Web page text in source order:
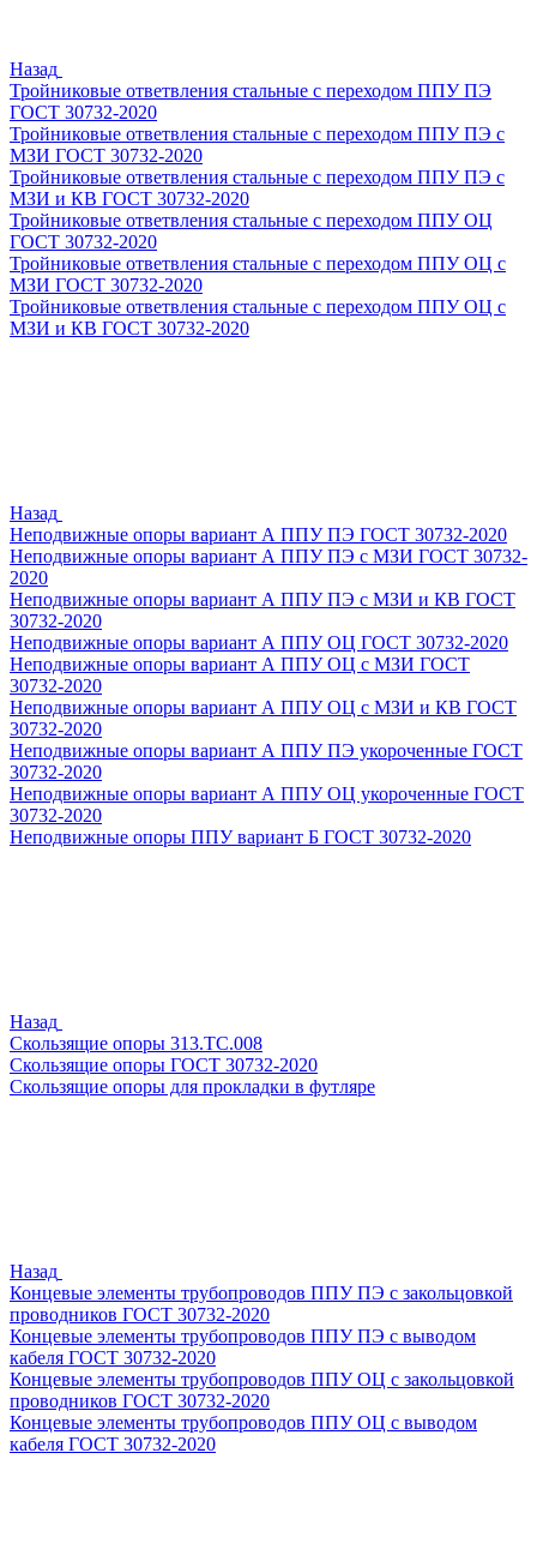
Назад
Тройниковые ответвления стальные с переходом ППУ ПЭ
ГОСТ 30732-2020
Тройниковые ответвления стальные с переходом ППУ ПЭ с
МЗИ ГОСТ 30732-2020
Тройниковые ответвления стальные с переходом ППУ ПЭ с
МЗИ и КВ ГОСТ 30732-2020
Тройниковые ответвления стальные с переходом ППУ ОЦ
ГОСТ 30732-2020
Тройниковые ответвления стальные с переходом ППУ ОЦ с
МЗИ ГОСТ 30732-2020
Тройниковые ответвления стальные с переходом ППУ ОЦ с
МЗИ и КВ ГОСТ 30732-2020
Назад
Неподвижные опоры вариант А ППУ ПЭ ГОСТ 30732-2020
Неподвижные опоры вариант А ППУ ПЭ с МЗИ ГОСТ 30732-
2020
Неподвижные опоры вариант А ППУ ПЭ с МЗИ и КВ ГОСТ
30732-2020
Неподвижные опоры вариант А ППУ ОЦ ГОСТ 30732-2020
Неподвижные опоры вариант А ППУ ОЦ с МЗИ ГОСТ
30732-2020
Неподвижные опоры вариант А ППУ ОЦ с МЗИ и КВ ГОСТ
30732-2020
Неподвижные опоры вариант А ППУ ПЭ укороченные ГОСТ
30732-2020
Неподвижные опоры вариант А ППУ ОЦ укороченные ГОСТ
30732-2020
Неподвижные опоры ППУ вариант Б ГОСТ 30732-2020
Назад
Скользящие опоры 313.ТС.008
Скользящие опоры ГОСТ 30732-2020
Скользящие опоры для прокладки в футляре
Назад
Концевые элементы трубопроводов ППУ ПЭ с закольцовкой
проводников ГОСТ 30732-2020
Концевые элементы трубопроводов ППУ ПЭ с выводом
кабеля ГОСТ 30732-2020
Концевые элементы трубопроводов ППУ ОЦ с закольцовкой
проводников ГОСТ 30732-2020
Концевые элементы трубопроводов ППУ ОЦ с выводом
кабеля ГОСТ 30732-2020